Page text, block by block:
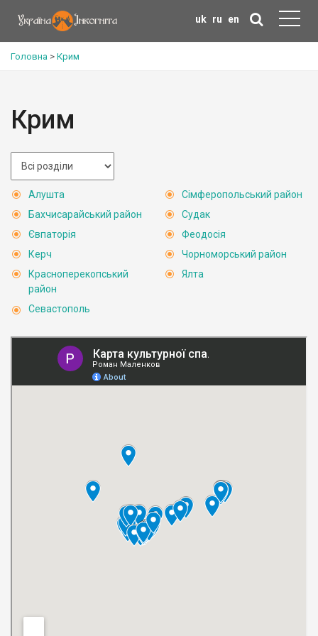
uk ru en
Головна > Крим
Крим
Алушта
Бахчисарайський район
Євпаторія
Керч
Красноперекопський
район
Севастополь
Сімферопольський район
Судак
Феодосія
Чорноморський район
Ялта